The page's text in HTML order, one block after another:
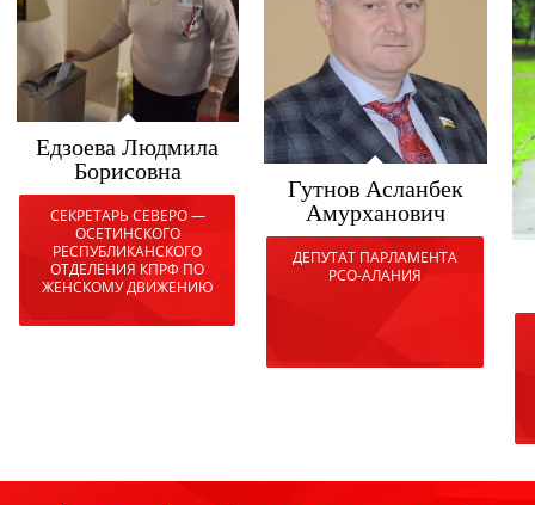
Едзоева Людмила
Борисовна
СЕКРЕТАРЬ СЕВЕРО —
ОСЕТИНСКОГО
РЕСПУБЛИКАНСКОГО
ОТДЕЛЕНИЯ КПРФ ПО
ЖЕНСКОМУ ДВИЖЕНИЮ
Гутнов Асланбек
Амурханович
ДЕПУТАТ ПАРЛАМЕНТА
РСО-АЛАНИЯ